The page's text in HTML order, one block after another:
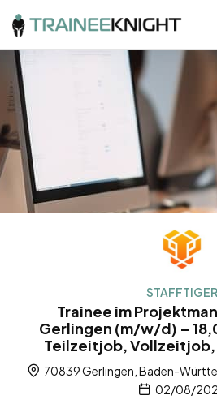
STAFFTIGER
Trainee im
Gerlingen (m/w/d) –
Teilzeitjob,
70839 Gerlingen, Baden-
02/08/